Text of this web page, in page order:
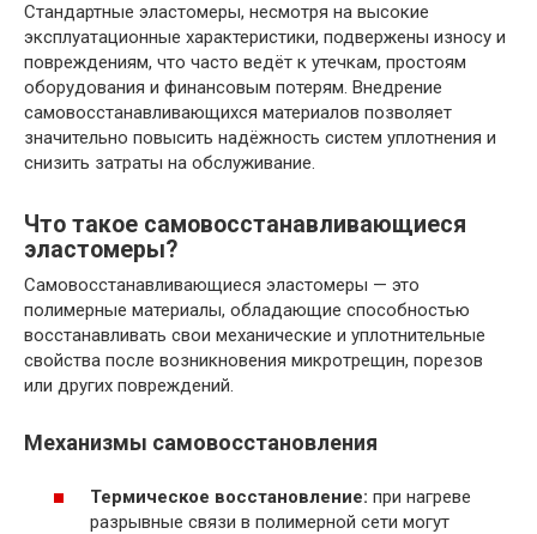
Стандартные эластомеры, несмотря на высокие
эксплуатационные характеристики, подвержены износу и
повреждениям, что часто ведёт к утечкам, простоям
оборудования и финансовым потерям. Внедрение
самовосстанавливающихся материалов позволяет
значительно повысить надёжность систем уплотнения и
снизить затраты на обслуживание.
Что такое самовосстанавливающиеся
эластомеры?
Самовосстанавливающиеся эластомеры — это
полимерные материалы, обладающие способностью
восстанавливать свои механические и уплотнительные
свойства после возникновения микротрещин, порезов
или других повреждений.
Механизмы самовосстановления
Термическое восстановление: при нагреве
разрывные связи в полимерной сети могут